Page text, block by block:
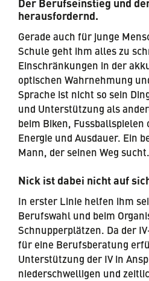
Der Berufseinstieg und
herausfordernd.
Gerade auch für junge
Schule geht ihm alles zu
Einschränkungen in der
optischen Wahrnehmung
Sprache ist nicht so sein
und Unterstützung als
beim Biken,
Energie und Ausdauer. Ein
Mann, der seinen Weg sucht.
Nick ist dabei nicht auf
In erster Linie helfen ihm
Berufswahl und beim
Schnupperplätzen. Da der
für eine Berufsberatung
Unterstützung der IV in
niederschwelligen und